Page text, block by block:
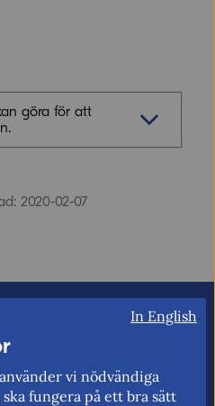
göra för att
svar från oss!)
2020-02-07
In English
vi nödvändiga
fungera på ett bra sätt